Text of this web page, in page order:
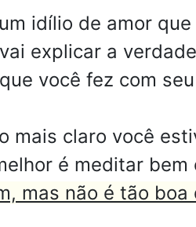
idílio de amor
explicar a
você fez com
mais claro você
é meditar
mas não é tão